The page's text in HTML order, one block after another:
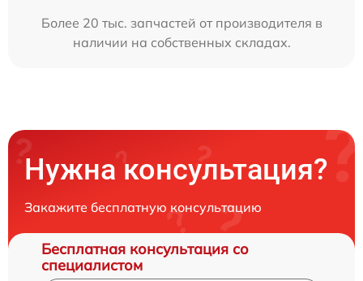
Более 20 тыс. запчастей от производителя в
наличии на собственных складах.
Нужна консультация?
Закажите бесплатную консультацию
Бесплатная консультация со
специалистом